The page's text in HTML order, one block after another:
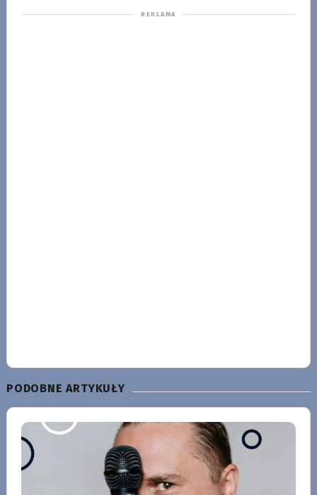
PODOBNE ARTYKUŁY